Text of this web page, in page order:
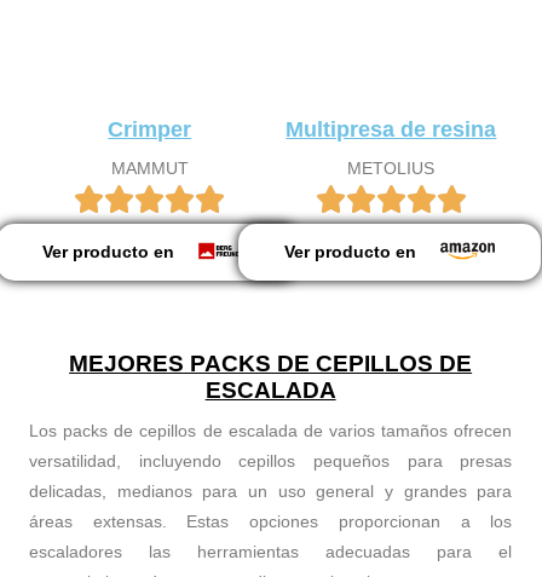
Crimper
MAMMUT
Ver producto en
Multipresa de resina
METOLIUS
Ver producto en
MEJORES PACKS DE CEPILLOS DE
ESCALADA
Los packs de cepillos de escalada de varios tamaños ofrecen
versatilidad, incluyendo cepillos pequeños para presas
delicadas, medianos para un uso general y grandes para
áreas extensas. Estas opciones proporcionan a los
escaladores las herramientas adecuadas para el